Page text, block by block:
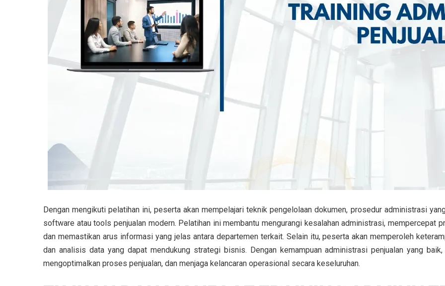
Dengan mengikuti pelatihan ini, peserta akan mempelajari teknik pengelolaan dokumen, prosedur administrasi
software atau tools penjualan modern. Pelatihan ini membantu mengurangi kesalahan administrasi, mempercepat
dan memastikan arus informasi yang jelas antara departemen terkait. Selain itu, peserta akan memperoleh
dan analisis data yang dapat mendukung strategi bisnis. Dengan kemampuan administrasi penjualan yang
mengoptimalkan proses penjualan, dan menjaga kelancaran operasional secara keseluruhan.